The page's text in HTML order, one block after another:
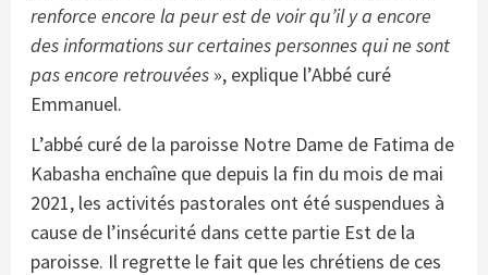
renforce encore la peur est de voir qu’il y a encore
des informations sur certaines personnes qui ne sont
pas encore retrouvées », explique l’Abbé curé
Emmanuel.
L’abbé curé de la paroisse Notre Dame de Fatima de
Kabasha enchaîne que depuis la fin du mois de mai
2021, les activités pastorales ont été suspendues à
cause de l’insécurité dans cette partie Est de la
paroisse. Il regrette le fait que les chrétiens de ces